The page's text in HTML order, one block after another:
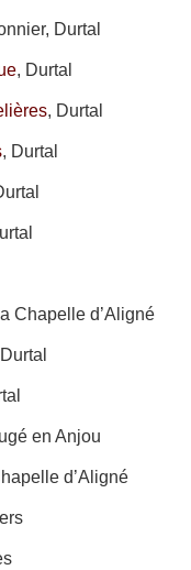
Durtal
, Durtal
, Durtal
, Durtal
Chapelle d’Aligné
en Anjou
d’Aligné